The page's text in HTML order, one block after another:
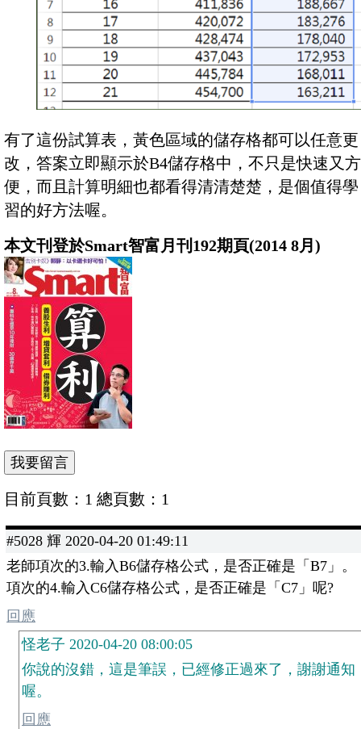
有了這份試算表，黃色區域的儲存格都可以任意更
改，答案立即顯示於B4儲存格中，不只是快速又方
便，而且計算明細也都看得清清楚楚，是個值得學
習的好方法喔。
本文刊登於Smart智富月刊192期頁(2014 8月)
目前頁數：1 總頁數：1
#5028 輝 2020-04-20 01:49:11
老師項次的3.輸入B6儲存格公式，是否正確是「B7」。
項次的4.輸入C6儲存格公式，是否正確是「C7」呢?
回應
怪老子 2020-04-20 08:00:05
你說的沒錯，這是筆誤，已經修正過來了，謝謝通知
喔。
回應